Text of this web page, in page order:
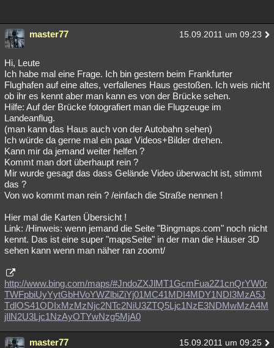
master77 15.09.2011 um 09:23
Hi, Leute
Ich habe mal eine Frage. Ich bin gestern beim Frankfurter
Flughafen auf eine altes, verfallenes Haus gestoßen. Ich weis nicht
ob ihr es kennt aber man kann es von der Brücke sehen.
Hilfe: Auf der Brücke fotografiert man die Flugzeuge im
Landeanflug.
(man kann das Haus auch von der Autobahn sehen)
Ich würde da gerne mal ein paar Videos+Bilder drehen.
Kann mir da jemand weiter helfen ?
Kommt man dort überhaupt rein ?
Mir wurde gesagt das dass Gelände Video überwacht ist, stimmt
das ?
Von wo kommt man rein ? /einfach die Straße nennen !
Hier mal die Karten Übersicht !
Link: /Hinweis: wenn jemand die Seite "Bingmaps.com" noch nicht
kennt. Das ist eine super "mapsSeite" in der man die Häuser 3D
sehen kann wenn man näher ran zoomt/
http://www.bing.com/maps/#JndoZXJlMT1GcmFua2Z1cnQrYW0r
TWFpbiUyYytGbHVoYWZlbiZiYj01MC41MDI4MDY1NDI3MzA5J
TdlOS41ODIxMzMzNjc2NTc2NiU3ZTQ5Ljc1NzE3NDMwMzA4M
jIlN2U3Ljc1NzAyOTYwNzg5MjA0
master77 15.09.2011 um 09:25